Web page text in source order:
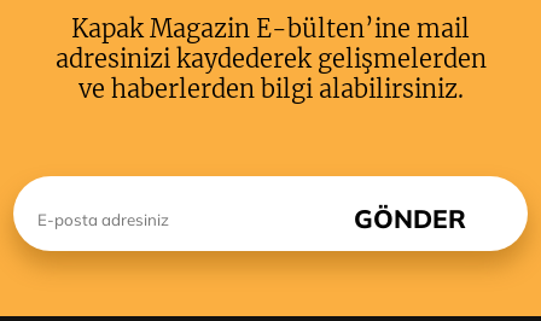
Kapak Magazin E-bülten’ine mail
adresinizi kaydederek gelişmelerden
ve haberlerden bilgi alabilirsiniz.